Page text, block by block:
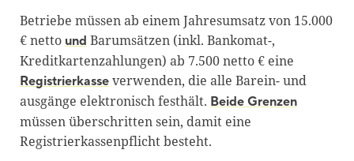
Betriebe müssen ab einem Jahresumsatz von 15.000
€ netto und Barumsätzen (inkl. Bankomat-,
Kreditkartenzahlungen) ab 7.500 netto € eine
Registrierkasseverwenden, die alle Barein- und
ausgänge elektronisch festhält. Beide Grenzen
müssen überschritten sein, damit eine
Registrierkassenpflicht besteht.